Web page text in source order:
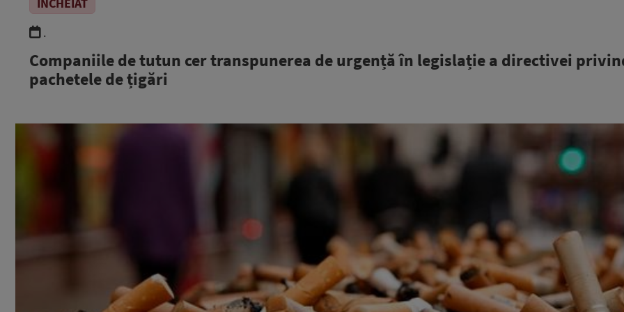
.
Companiile de tutun cer transpunerea de urgență în legislație a directivei
pachetele de țigări